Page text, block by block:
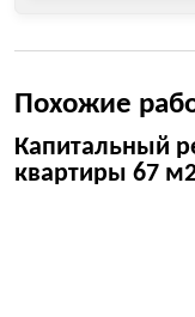
Похожие
Капитальный
квартиры 67